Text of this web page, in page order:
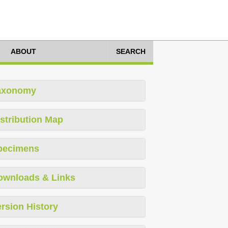
ABOUT SEARCH
Map
& Links
History